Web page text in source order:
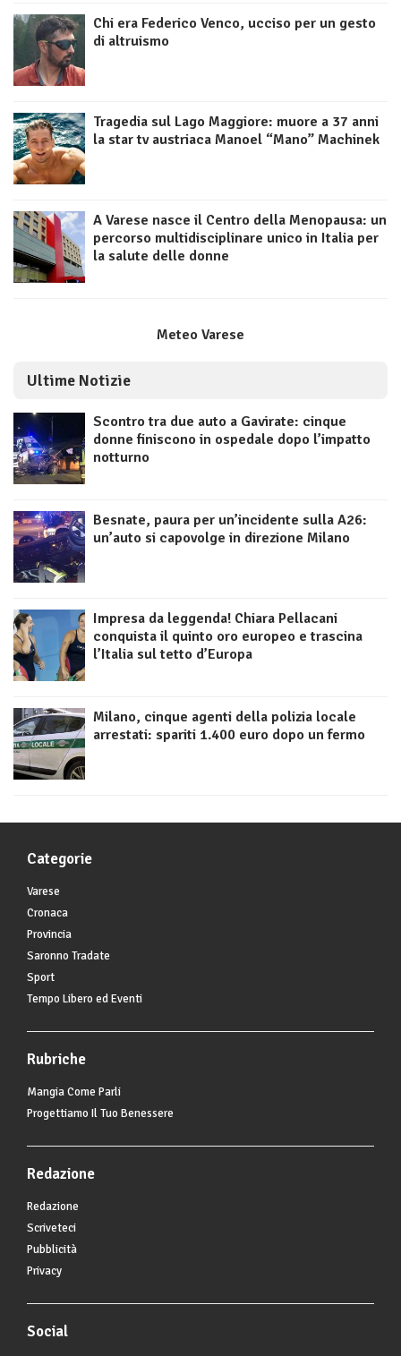
Chi era Federico Venco, ucciso per un gesto
di altruismo
Tragedia sul Lago Maggiore: muore a 37 anni
la star tv austriaca Manoel “Mano” Machinek
A Varese nasce il Centro della Menopausa: un
percorso multidisciplinare unico in Italia per
la salute delle donne
Meteo Varese
Ultime Notizie
Scontro tra due auto a Gavirate: cinque
donne finiscono in ospedale dopo l’impatto
notturno
Besnate, paura per un’incidente sulla A26:
un’auto si capovolge in direzione Milano
Impresa da leggenda! Chiara Pellacani
conquista il quinto oro europeo e trascina
l’Italia sul tetto d’Europa
Milano, cinque agenti della polizia locale
arrestati: spariti 1.400 euro dopo un fermo
Categorie
Varese
Cronaca
Provincia
Saronno Tradate
Sport
Tempo Libero ed Eventi
Rubriche
Mangia Come Parli
Progettiamo Il Tuo Benessere
Redazione
Redazione
Scriveteci
Pubblicità
Privacy
Social